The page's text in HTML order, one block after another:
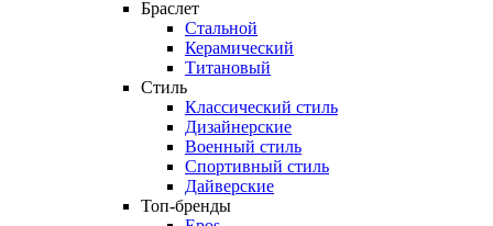
Браслет
Стальной
Керамический
Титановый
Стиль
Классический стиль
Дизайнерские
Военный стиль
Спортивный стиль
Дайверские
Топ-бренды